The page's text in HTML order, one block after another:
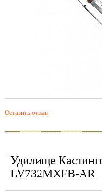
Удилище
LV732MXFB-AR
Оставить отзыв